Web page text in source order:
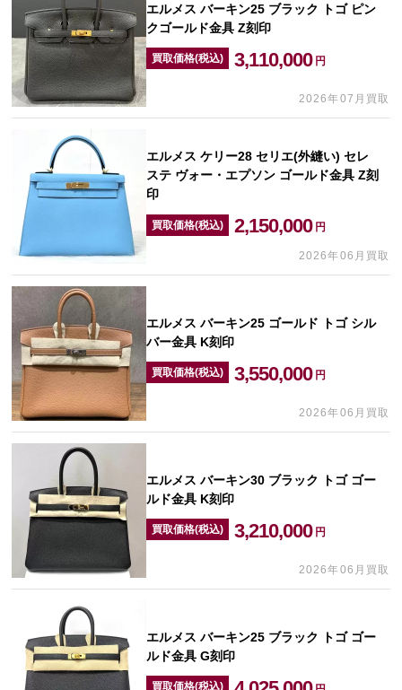
エルメス バーキン25 ブラック トゴ ピン
クゴールド金具 Z刻印
買取価格(税込) 3,110,000 円
2026年07月買取
エルメス ケリー28 セリエ(外縫い) セレ
ステ ヴォー・エプソン ゴールド金具 Z刻
印
買取価格(税込) 2,150,000 円
2026年06月買取
エルメス バーキン25 ゴールド トゴ シル
バー金具 K刻印
買取価格(税込) 3,550,000 円
2026年06月買取
エルメス バーキン30 ブラック トゴ ゴー
ルド金具 K刻印
買取価格(税込) 3,210,000 円
2026年06月買取
エルメス バーキン25 ブラック トゴ ゴー
ルド金具 G刻印
買取価格(税込)